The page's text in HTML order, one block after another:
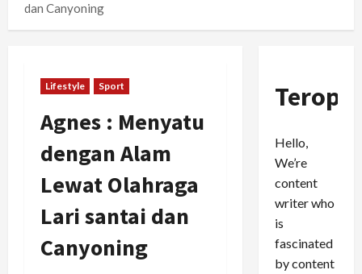
dan Canyoning
Lifestyle Sport
Agnes : Menyatu
dengan Alam
Lewat Olahraga
Lari santai dan
Canyoning
Hello,
We’re
content
writer who
is
fascinated
by content